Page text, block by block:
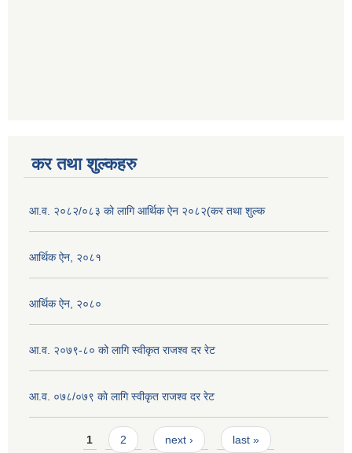
कर तथा शुल्कहरु
आ.व. २०८२/०८३ को लागि आर्थिक ऐन २०८२(कर तथा शुल्क
आर्थिक ऐन, २०८१
आर्थिक ऐन, २०८०
आ.व. २०७९-८० को लागि स्वीकृत राजश्व दर रेट
आ.व. ०७८/०७९ काे लागि स्वीकृत राजश्व दर रेट
Pages1 2 next › last »